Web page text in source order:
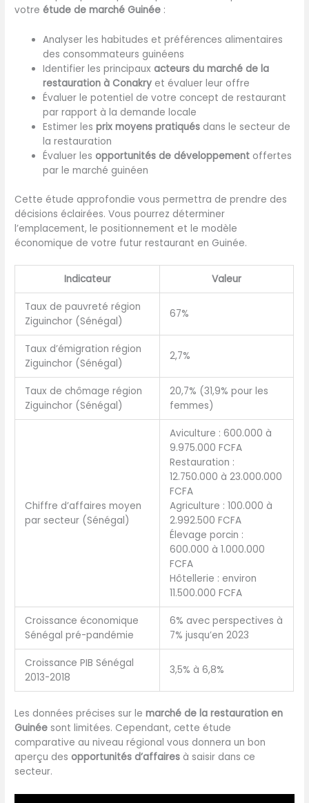
votreétude de marché Guinée :
Analyser les habitudes et préférences alimentaires
des consommateurs guinéens
Identifier les principauxacteurs du marché de la
restauration à Conakry et évaluer leur offre
Évaluer le potentiel de votre concept de restaurant
par rapport à la demande locale
Estimer lesprix moyens pratiqués dans le secteur de
la restauration
Évaluer lesopportunités de développement offertes
par le marché guinéen
Cette étude approfondie vous permettra de prendre des
décisions éclairées. Vous pourrez déterminer
l’emplacement, le positionnement et le modèle
économique de votre futur restaurant en Guinée.
Indicateur Valeur
Taux de pauvreté région
Ziguinchor (Sénégal)
67%
Taux d’émigration région
Ziguinchor (Sénégal)
2,7%
Taux de chômage région
Ziguinchor (Sénégal)
20,7% (31,9% pour les
femmes)
Chiffre d’affaires moyen
par secteur (Sénégal)
Aviculture : 600.000 à
9.975.000 FCFA
Restauration :
12.750.000 à 23.000.000
FCFA
Agriculture : 100.000 à
2.992.500 FCFA
Élevage porcin :
600.000 à 1.000.000
FCFA
Hôtellerie : environ
11.500.000 FCFA
Croissance économique
Sénégal pré-pandémie
6% avec perspectives à
7% jusqu’en 2023
Croissance PIB Sénégal
2013-2018
3,5% à 6,8%
Les données précises sur lemarché de la restauration en
Guinée sont limitées. Cependant, cette étude
comparative au niveau régional vous donnera un bon
aperçu desopportunités d’affaires à saisir dans ce
secteur.